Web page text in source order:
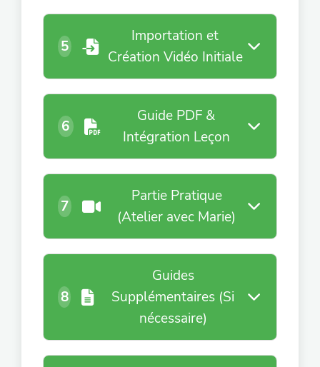
5
Importation et
Création Vidéo Initiale
6
Guide PDF &
Intégration Leçon
7
Partie Pratique
(Atelier avec Marie)
8
Guides
Supplémentaires (Si
nécessaire)